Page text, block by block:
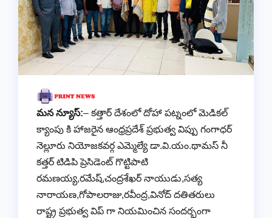
మన న్యూస్:– కత్తార్ దేశంలో దోహా పట్నంలో మెడికల్
క్యాంపు కి హాజరైన ఆంధ్రప్రదేశ్ ప్రభుత్వ విప్పు గంగాధర్
నెల్లూరు నియోజకవర్గ ఎమ్మెల్యే డా.వి.యం.థామస్ నీ
కత్తర్ టిడిపి ప్రెసిడెంట్ గొట్టిపాటి
రమణయ్య,రమేష్,చంద్రశేఖర్ నాయుడు,సత్య
నారాయణ,గోపాలరాజు,రవీంద్ర,వినోద్ దతితరులు
రాష్ట్ర ప్రభుత్వ విప్ గా నియమించిన సందర్భంగా